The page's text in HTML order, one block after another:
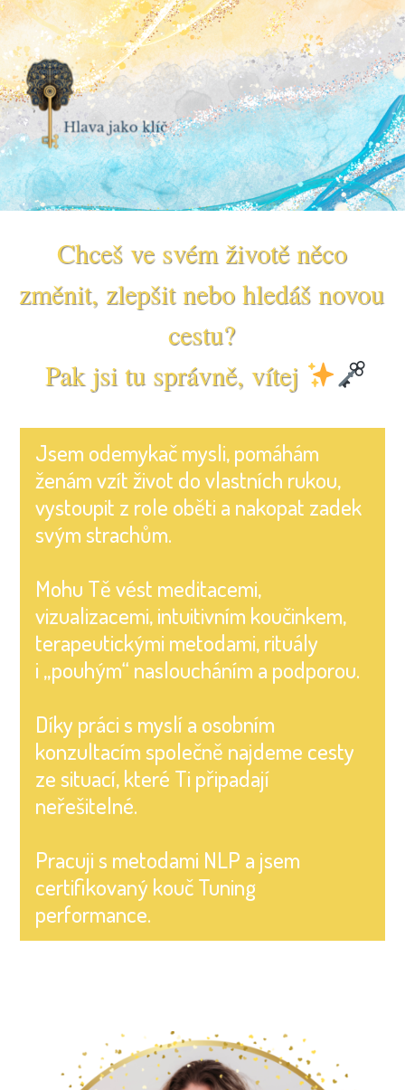
Chceš ve svém životě něco
změnit, zlepšit nebo hledáš novou
cestu?
Pak jsi tu správně, vítej
Jsem odemykač mysli, pomáhám
ženám vzít život do vlastních rukou,
vystoupit z role oběti a nakopat zadek
svým strachům.
Mohu Tě vést meditacemi,
vizualizacemi, intuitivním koučinkem,
terapeutickými metodami, rituály
i „pouhým“ nasloucháním a podporou.
Díky práci s myslí a osobním
konzultacím společně najdeme cesty
ze situací, které Ti připadají
neřešitelné.
Pracuji s metodami NLP a jsem
certifikovaný kouč Tuning
performance.